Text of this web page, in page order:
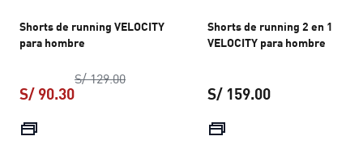
Shorts de running VELOCITY
para hombre
S/ 129.00precio original S/ 129.00
S/ 90.30
Shorts de running 2 en 1
VELOCITY para hombre
S/ 159.00